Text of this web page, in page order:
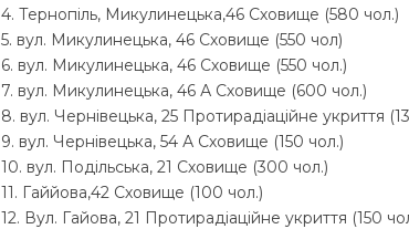
4. Тернопіль, Микулинецька,46 Сховище (580 чол.)
5. вул. Микулинецька, 46 Сховище (550 чол)
6. вул. Микулинецька, 46 Сховище (550 чол.)
7. вул. Микулинецька, 46 А Сховище (600 чол.)
8. вул. Чернівецька, 25 Протирадіаційне укриття
9. вул. Чернівецька, 54 А Сховище (150 чол.)
10. вул. Подільська, 21 Сховище (300 чол.)
11. Гаййова,42 Сховище (100 чол.)
12. Вул. Гайова, 21 Протирадіаційне укриття (150